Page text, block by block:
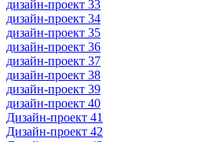
дизайн-проект 33
дизайн-проект 34
дизайн-проект 35
дизайн-проект 36
дизайн-проект 37
дизайн-проект 38
дизайн-проект 39
дизайн-проект 40
Дизайн-проект 41
Дизайн-проект 42